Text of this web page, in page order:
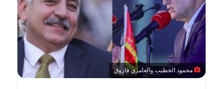
محمود الخطيب والعامري فاروق